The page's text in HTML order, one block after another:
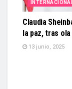
Claudia
la paz, tras
13 junio, 2025